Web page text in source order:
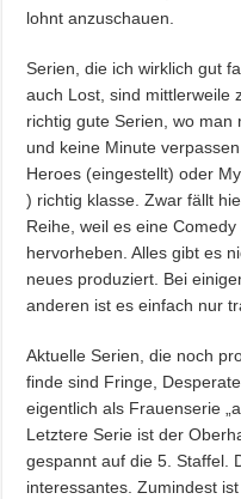
lohnt anzuschauen.
Serien, die ich wirklich gut
auch Lost, sind mittlerweile
richtig gute Serien, wo
und keine Minute
Heroes (eingestellt) oder
) richtig klasse. Zwar fällt
Reihe, weil es eine
hervorheben. Alles gibt es
neues produziert. Bei
anderen ist es einfach nur
Aktuelle Serien, die noch
finde sind Fringe,
eigentlich als Frauenserie
Letztere Serie ist der
gespannt auf die 5. Staffel.
interessantes. Zumindest